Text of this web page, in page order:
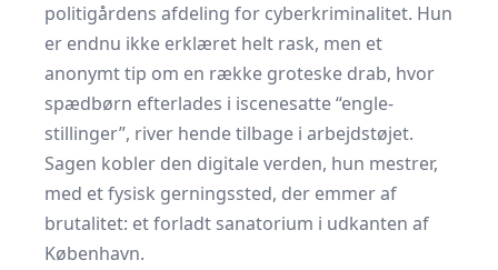
politigårdens afdeling for cyberkriminalitet. Hun
er endnu ikke erklæret helt rask, men et
anonymt tip om en række groteske drab, hvor
spædbørn efterlades i iscenesatte “engle-
stillinger”, river hende tilbage i arbejdstøjet.
Sagen kobler den digitale verden, hun mestrer,
med et fysisk gerningssted, der emmer af
brutalitet: et forladt sanatorium i udkanten af
København.